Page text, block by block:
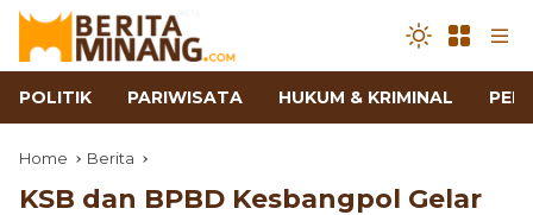
POLITIK PARIWISATA HUKUM & KRIMINAL
Home Berita
KSB dan BPBD Kesbangpol Gelar